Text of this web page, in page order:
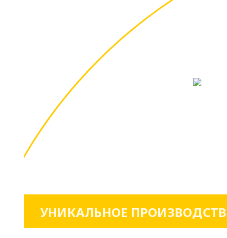
УНИКАЛЬНОЕ